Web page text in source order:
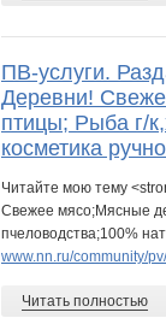
ПВ-услуги.
Деревни!
птицы; Рыба г/
косметика
Читайте мою тему
Свежее мясо;Мясные
пчеловодства;100%
www.nn.ru/community/
Читать полностью